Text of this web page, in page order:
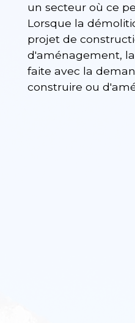
un secteur où ce
Lorsque la
projet de
d'aménagement,
faite avec la
construire ou